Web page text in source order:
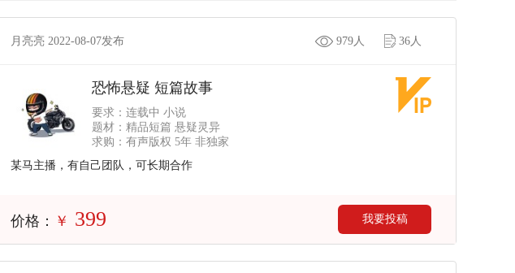
月亮亮 2022-08-07发布 979人 36人
恐怖悬疑 短篇故事
要求：连载中 小说
题材：精品短篇 悬疑灵异
求购：有声版权 5年 非独家
某马主播，有自己团队，可长期合作
价格： ￥ 399 我要投稿